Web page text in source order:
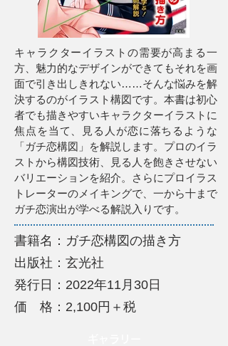
キャラクターイラストの需要が高まる一
方、魅力的なデザインができてもそれを画
面で引き出しきれない……そんな悩みを解
決するのがイラスト構図です。本書は初心
者でも描きやすいキャラクターイラストに
焦点を当て、見る人が恋に落ちるような
「ガチ恋構図」を解説します。プロのイラ
ストから構図技術、見る人を飽きさせない
バリエーションを紹介。さらにプロイラス
トレーターのメイキングで、一から十まで
ガチ恋演出が学べる解説入りです。
書籍名：ガチ恋構図の描き方
出版社：玄光社
発行日：2022年11月30日
価 格：2,100円＋税